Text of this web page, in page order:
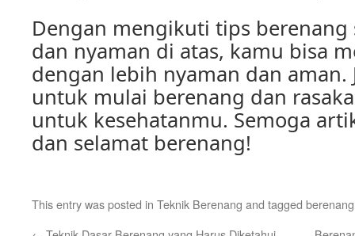
Dengan mengikuti tips berenang
dan nyaman di atas, kamu bisa
dengan lebih nyaman dan aman.
untuk mulai berenang dan
untuk kesehatanmu. Semoga
dan selamat berenang!
This entry was posted in Teknik Berenang and tagged